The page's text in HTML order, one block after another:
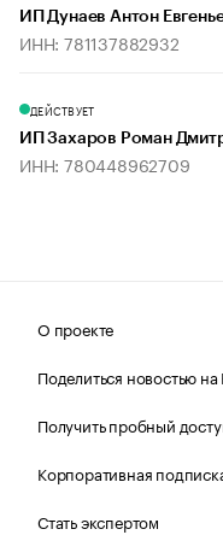
ИП Дунаев Антон
ИНН: 781137882932
ДЕЙСТВУЕТ
ИП Захаров Роман
ИНН: 780448962709
О проекте
Поделиться новостью
Получить пробный
Корпоративная
Стать экспертом